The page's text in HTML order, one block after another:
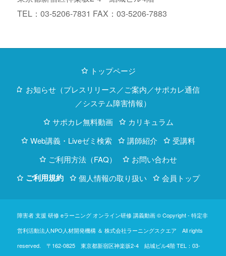
TEL：03-5206-7831 FAX：03-5206-7883
トップページ
お知らせ（プレスリリース／ご案内／サポカレ通信
／システム障害情報）
サポカレ無料動画
カリキュラム
Web講義・Liveゼミ検索
講師紹介
受講料
ご利用方法（FAQ）
お問い合わせ
ご利用規約 個人情報の取り扱い 会員トップ
障害者 支援 研修 eラーニング オンライン研修 講義動画 © Copyright - 特定非
営利活動法人NPO人材開発機構＆ 株式会社ラーニングスクエア All rights
reserved. 〒162-0825 東京都新宿区神楽坂2-4 結城ビル4階TEL：03-